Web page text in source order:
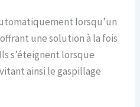
lorsqu’un
une solution à la fois
s’éteignent lorsque
ainsi le gaspillage